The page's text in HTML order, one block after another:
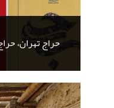
حراج تهران،